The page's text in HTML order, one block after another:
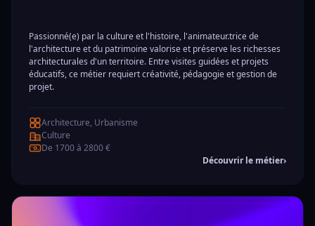
Passionné(e) par la culture et l'histoire, l'animateur.trice de
l'architecture et du patrimoine valorise et préserve les richesses
architecturales d'un territoire. Entre visites guidées et projets
éducatifs, ce métier requiert créativité, pédagogie et gestion de
projet.
Architecture, Urbanisme
Culture
De 1700 à 2800 €
Découvrir le métier›